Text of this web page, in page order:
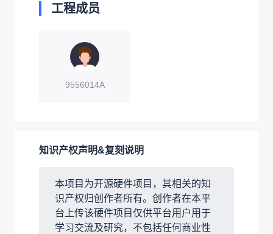
工程成员
9556014A
知识产权声明&复刻说明
本项目为开源硬件项目，其相关的知
识产权归创作者所有。创作者在本平
台上传该硬件项目仅供平台用户用于
学习交流及研究，不包括任何商业性